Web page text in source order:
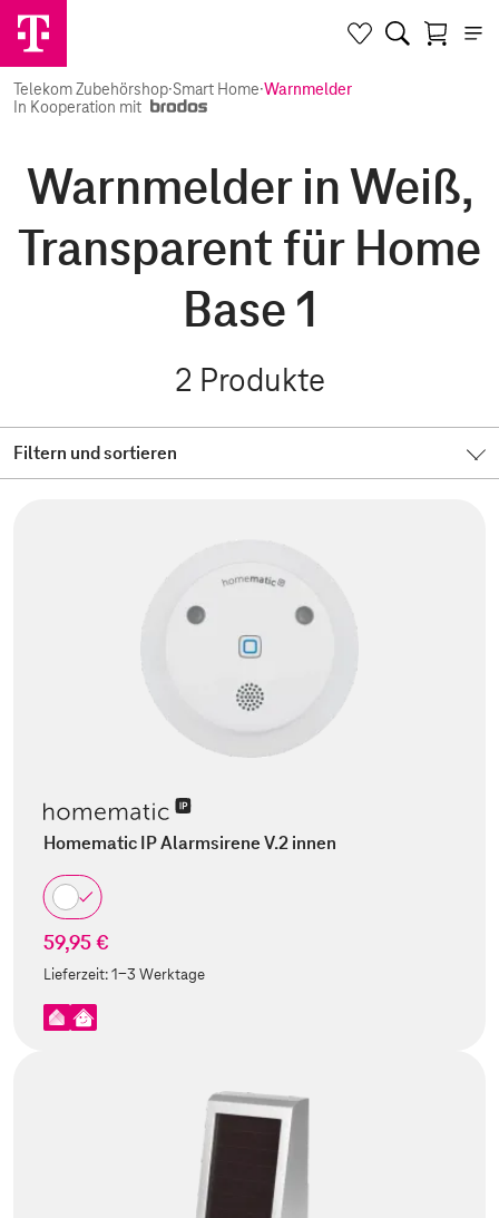
Telekom Zubehörshop·Smart Home·Warnmelder
In Kooperation mit
Warnmelder in Weiß,
Transparent für Home
Base 1
2 Produkte
Filtern und sortieren
Homematic IP Alarmsirene V.2 innen
59,95 €
Lieferzeit:1-3 Werktage